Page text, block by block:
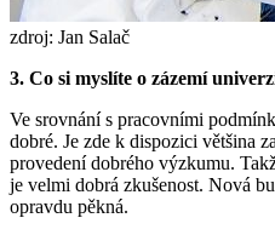
zdroj: Jan Salač
3. Co si myslíte o zázemí
Ve srovnání s pracovními
dobré. Je zde k dispozici většina
provedení dobrého výzkumu.
je velmi dobrá zkušenost. Nová
opravdu pěkná.